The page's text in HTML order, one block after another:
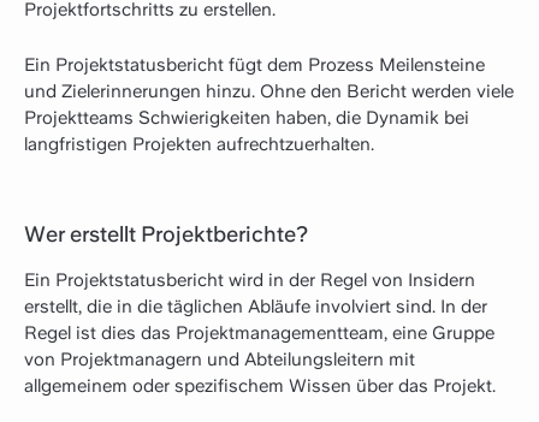
Projektfortschritts zu erstellen.
Ein Projektstatusbericht fügt dem Prozess Meilensteine
und Zielerinnerungen hinzu. Ohne den Bericht werden viele
Projektteams Schwierigkeiten haben, die Dynamik bei
langfristigen Projekten aufrechtzuerhalten.
Wer erstellt Projektberichte?
Ein Projektstatusbericht wird in der Regel von Insidern
erstellt, die in die täglichen Abläufe involviert sind. In der
Regel ist dies das Projektmanagementteam, eine Gruppe
von Projektmanagern und Abteilungsleitern mit
allgemeinem oder spezifischem Wissen über das Projekt.